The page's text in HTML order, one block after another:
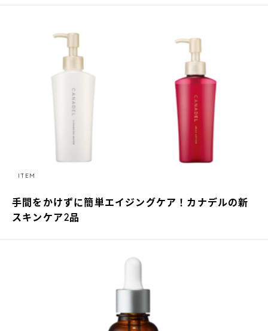
ITEM
手間をかけずに簡単エイジングケア！カナデルの新
スキンケア2品